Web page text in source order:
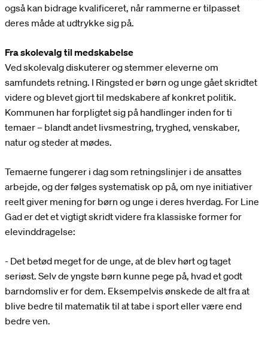
også kan bidrage kvalificeret, når rammerne er tilpasset
deres måde at udtrykke sig på.
Fra skolevalg til medskabelse
Ved skolevalg diskuterer og stemmer eleverne om
samfundets retning. I Ringsted er børn og unge gået skridtet
videre og blevet gjort til medskabere af konkret politik.
Kommunen har forpligtet sig på handlinger inden for ti
temaer – blandt andet livsmestring, tryghed, venskaber,
natur og steder at mødes.
Temaerne fungerer i dag som retningslinjer i de ansattes
arbejde, og der følges systematisk op på, om nye initiativer
reelt giver mening for børn og unge i deres hverdag. For Line
Gad er det et vigtigt skridt videre fra klassiske former for
elevinddragelse:
- Det betød meget for de unge, at de blev hørt og taget
seriøst. Selv de yngste børn kunne pege på, hvad et godt
barndomsliv er for dem. Eksempelvis ønskede de alt fra at
blive bedre til matematik til at tabe i sport eller være end
bedre ven.